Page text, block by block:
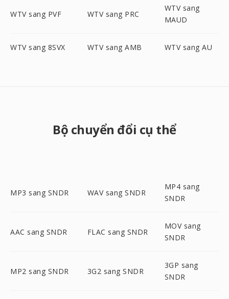
WTV sang PVF WTV sang PRC
WTV sang
MAUD
WTV sang 8SVX WTV sang AMB WTV sang AU
Bộ chuyển đổi cụ thể
MP3 sang SNDR WAV sang SNDR
MP4 sang
SNDR
AAC sang SNDR FLAC sang SNDR
MOV sang
SNDR
MP2 sang SNDR 3G2 sang SNDR
3GP sang
SNDR